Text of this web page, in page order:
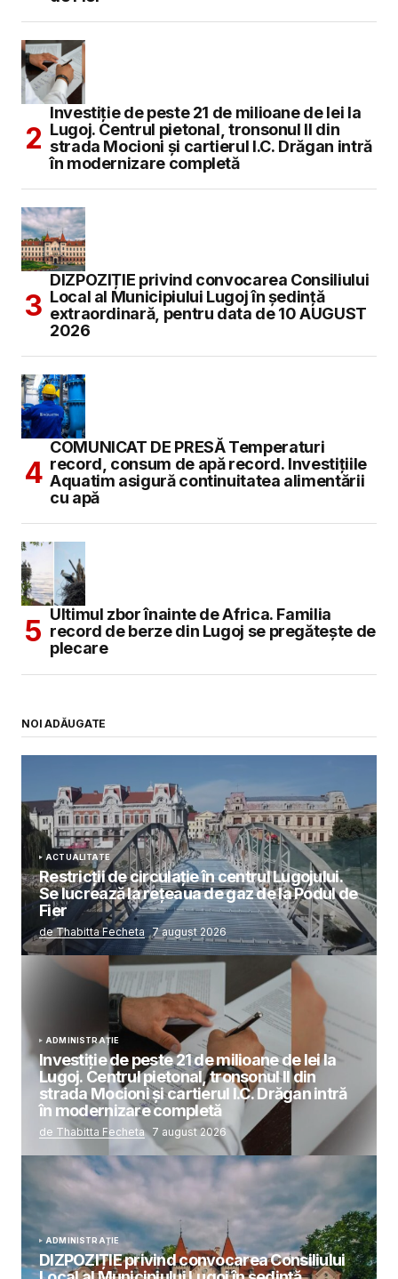
Investiție de peste 21 de milioane de lei la
Lugoj. Centrul pietonal, tronsonul II din
strada Mocioni și cartierul I.C. Drăgan intră
în modernizare completă
DIZPOZIȚIE privind convocarea Consiliului
Local al Municipiului Lugoj în şedinţă
extraordinară, pentru data de 10 AUGUST
2026
COMUNICAT DE PRESĂ Temperaturi
record, consum de apă record. Investițiile
Aquatim asigură continuitatea alimentării
cu apă
Ultimul zbor înainte de Africa. Familia
record de berze din Lugoj se pregătește de
plecare
NOI ADĂUGATE
ACTUALITATE
Restricții de circulație în centrul Lugojului.
Se lucrează la rețeaua de gaz de la Podul de
Fier
de Thabitta Fecheta 7 august 2026
ADMINISTRAȚIE
Investiție de peste 21 de milioane de lei la
Lugoj. Centrul pietonal, tronsonul II din
strada Mocioni și cartierul I.C. Drăgan intră
în modernizare completă
de Thabitta Fecheta 7 august 2026
ADMINISTRAȚIE
DIZPOZIȚIE privind convocarea Consiliului